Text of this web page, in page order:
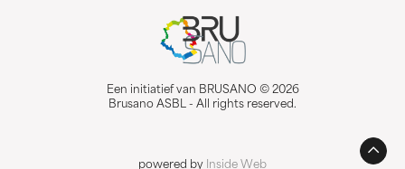
Een initiatief van BRUSANO © 2026
Brusano ASBL - All rights reserved.
powered by Inside Web